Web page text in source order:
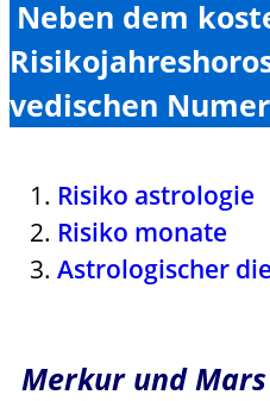
Neben dem
vedischen
Risiko astrologie
Risiko monate
Astrologischer
Merkur und